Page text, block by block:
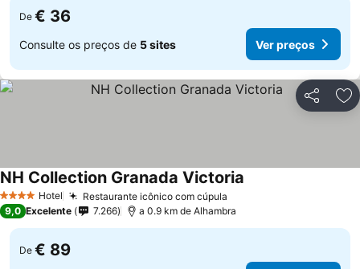
De € 36
Consulte os preços de 5 sites Ver preços
Partilhar
4 EstrelasHotel Restaurante icônico com cúpula
NH Collection Granada Victoria
9,0 Excelente 7.266 a 0.9 km de Alhambra
De € 89